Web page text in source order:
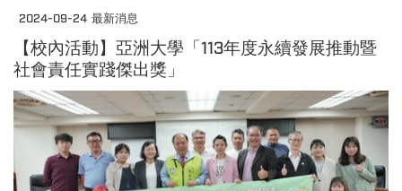
2024-09-24 最新消息
【校內活動】亞洲大學「113年度永續發展推動暨
社會責任實踐傑出獎」